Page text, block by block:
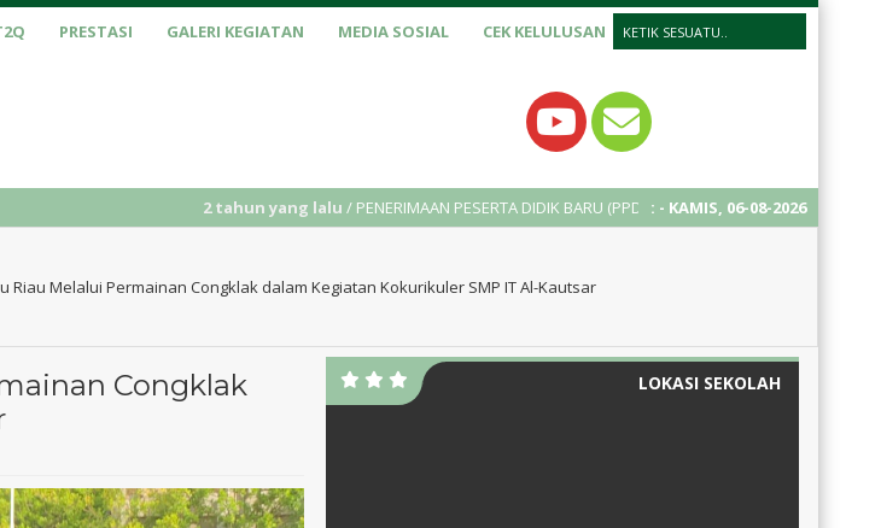
PRESTASI GALERI KEGIATAN MEDIA SOSIAL CEK KELULUSAN
: - KAMIS, 06-08-2026
/ PENERIMAAN PESERTA DIDIK BARU (PPDB) TAHUN AJARAN 2025/2026 2 tahun
Melalui Permainan Congklak dalam Kegiatan Kokurikuler SMP IT Al-Kautsar
Congklak
LOKASI SEKOLAH